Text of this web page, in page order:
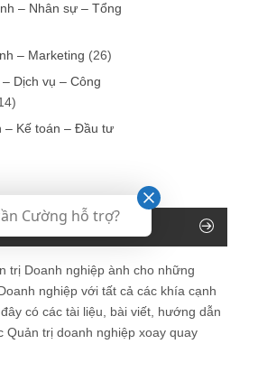
– Nhân sự – Tổng
– Marketing (26)
Dịch vụ – Công
– Kế toán – Đầu tư
Giám đốc
trị Doanh nghiệp ành cho những
nghiệp với tất cả các khía cạnh
có các tài liệu, bài viết, hướng dẫn
Quản trị doanh nghiệp xoay quay
Cường hỗ trợ?